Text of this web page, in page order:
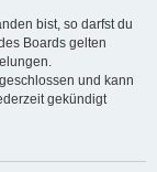
bist, so darfst du
Boards gelten
und kann
gekündigt